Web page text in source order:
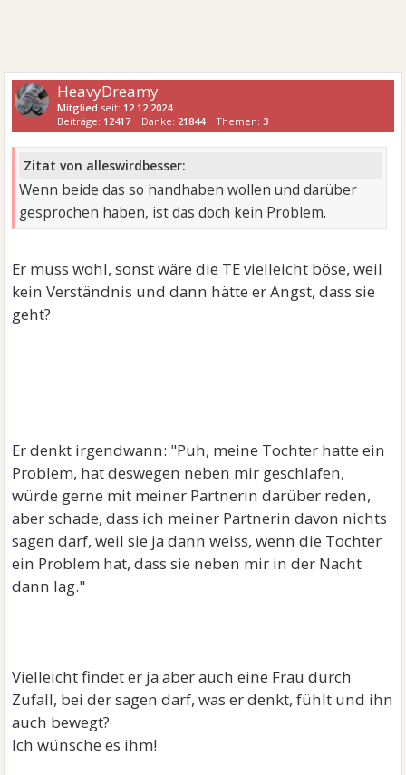
HeavyDreamy
Mitglied seit: 12.12.2024
Beiträge: 12417 Danke: 21844 Themen: 3
Zitat von alleswirdbesser:
Wenn beide das so handhaben wollen und darüber
gesprochen haben, ist das doch kein Problem.
Er muss wohl, sonst wäre die TE vielleicht böse, weil
kein Verständnis und dann hätte er Angst, dass sie
geht?
Er denkt irgendwann: "Puh, meine Tochter hatte ein
Problem, hat deswegen neben mir geschlafen,
würde gerne mit meiner Partnerin darüber reden,
aber schade, dass ich meiner Partnerin davon nichts
sagen darf, weil sie ja dann weiss, wenn die Tochter
ein Problem hat, dass sie neben mir in der Nacht
dann lag."
Vielleicht findet er ja aber auch eine Frau durch
Zufall, bei der sagen darf, was er denkt, fühlt und ihn
auch bewegt?
Ich wünsche es ihm!